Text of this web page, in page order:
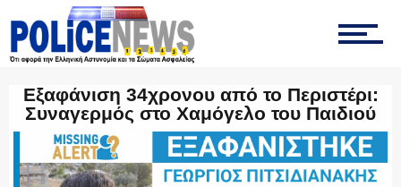
ΤΡΟΧΑΙΑ
Εξαφάνιση 34χρονου από το Περιστέρι:
Συναγερμός στο Χαμόγελο του Παιδιού